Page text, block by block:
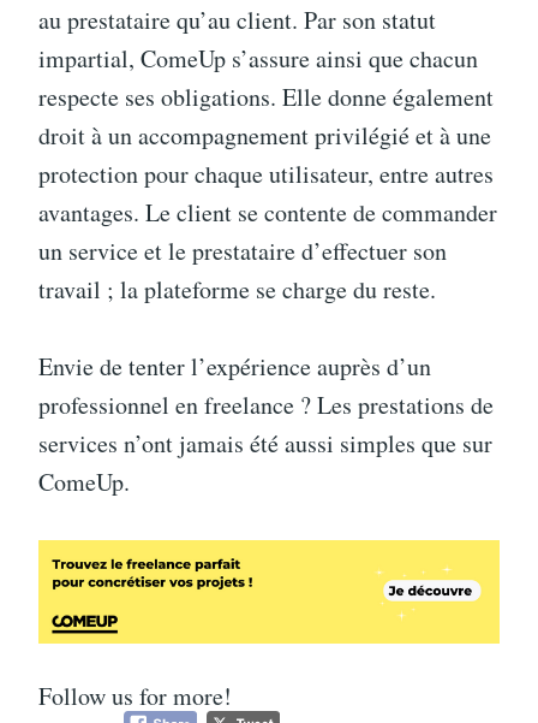
au prestataire qu’au client. Par son statut
impartial, ComeUp s’assure ainsi que chacun
respecte ses obligations. Elle donne également
droit à un accompagnement privilégié et à une
protection pour chaque utilisateur, entre autres
avantages. Le client se contente de commander
un service et le prestataire d’effectuer son
travail ; la plateforme se charge du reste.
Envie de tenter l’expérience auprès d’un
professionnel en freelance ? Les prestations de
services n’ont jamais été aussi simples que sur
ComeUp.
Follow us for more!